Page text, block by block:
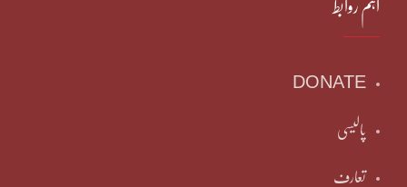
اہم روابط
DONATE
پالیسی
تعارف